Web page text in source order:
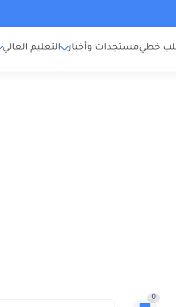
خطيمستجدات وأخبار التعليم العالي
0